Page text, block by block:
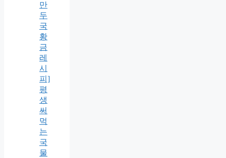
만
두
국
황
금
레
시
피]
평
생
써
먹
는
국
물